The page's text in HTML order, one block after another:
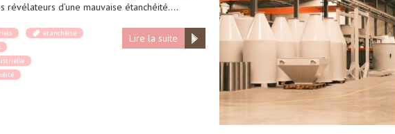
révélateurs d’une mauvaise étanchéité….
Lire la suite
étanchéité